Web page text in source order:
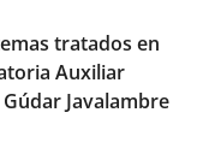
tratados en
Auxiliar
Javalambre